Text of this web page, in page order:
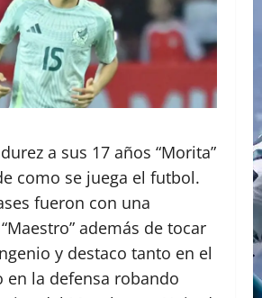
a sus 17 años “Morita”
como se juega el futbol.
fueron con una
además de tocar
y destaco tanto en el
en la defensa robando